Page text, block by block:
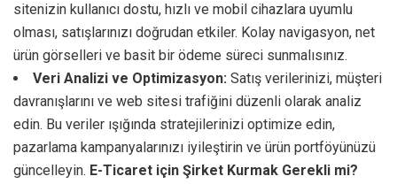
sitenizin kullanıcı dostu, hızlı ve mobil cihazlara uyumlu
olması, satışlarınızı doğrudan etkiler. Kolay navigasyon, net
ürün görselleri ve basit bir ödeme süreci sunmalısınız.
Veri Analizi ve Optimizasyon: Satış verilerinizi, müşteri
davranışlarını ve web sitesi trafiğini düzenli olarak analiz
edin. Bu veriler ışığında stratejilerinizi optimize edin,
pazarlama kampanyalarınızı iyileştirin ve ürün portföyünüzü
güncelleyin. E-Ticaret için Şirket Kurmak Gerekli mi?